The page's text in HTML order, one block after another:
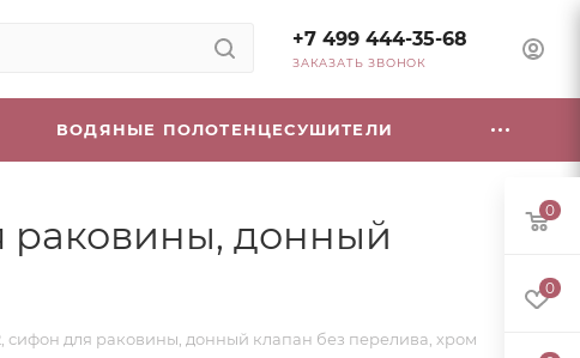
+7 499 444-35-68
ЗАКАЗАТЬ ЗВОНОК
ВОДЯНЫЕ ПОЛОТЕНЦЕСУШИТЕЛИ
раковины, донный
сифон для раковины, донный клапан без перелива, хром
0
0